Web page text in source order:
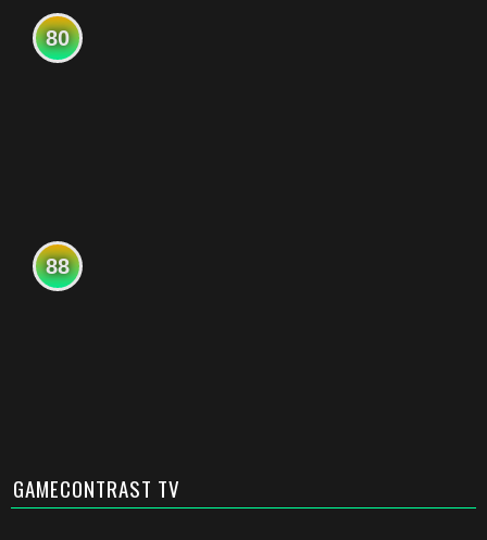
80
88
GAMECONTRAST TV